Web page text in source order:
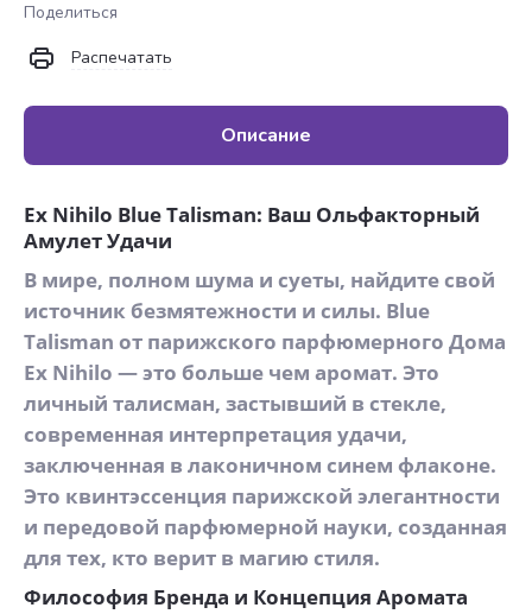
Поделиться
Распечатать
Описание
Ex Nihilo Blue Talisman: Ваш Ольфакторный
Амулет Удачи
В мире, полном шума и суеты, найдите свой
источник безмятежности и силы. Blue
Talisman от парижского парфюмерного Дома
Ex Nihilo — это больше чем аромат. Это
личный талисман, застывший в стекле,
современная интерпретация удачи,
заключенная в лаконичном синем флаконе.
Это квинтэссенция парижской элегантности
и передовой парфюмерной науки, созданная
для тех, кто верит в магию стиля.
Философия Бренда и Концепция Аромата